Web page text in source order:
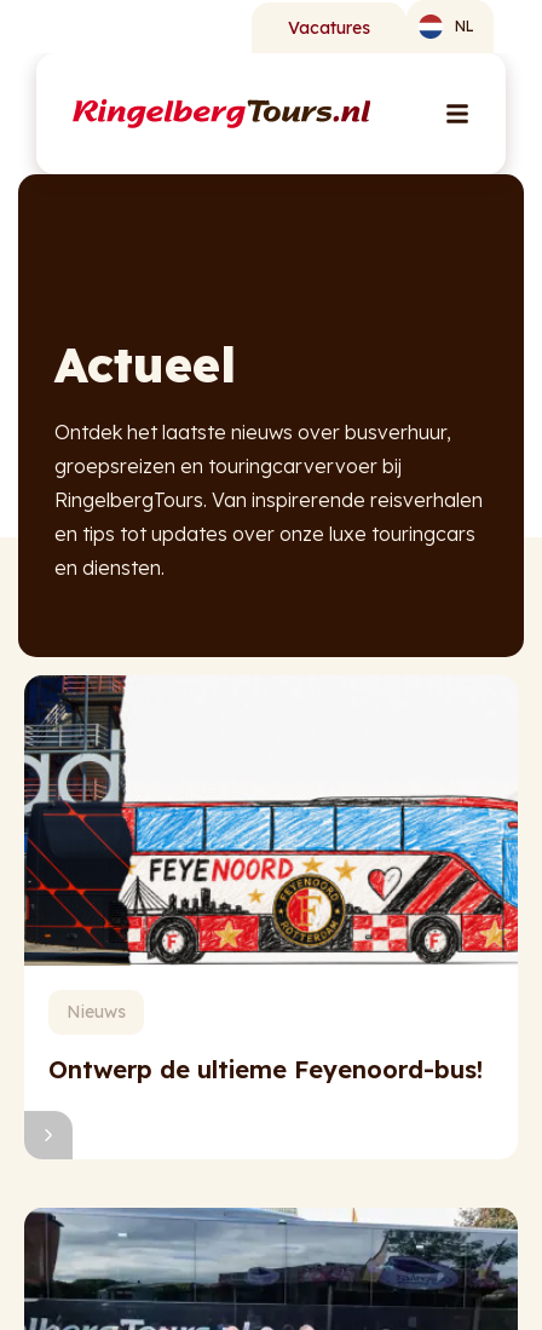
Vacatures NL
Actueel
Ontdek het laatste nieuws over busverhuur,
groepsreizen en touringcarvervoer bij
RingelbergTours. Van inspirerende reisverhalen
en tips tot updates over onze luxe touringcars
en diensten.
Nieuws
Ontwerp de ultieme Feyenoord-bus!